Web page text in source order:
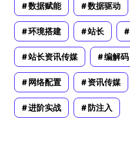
数据赋能 数据驱动
环境搭建 站长
站长资讯传媒 编解码
网络配置 资讯传媒
进阶实战 防注入